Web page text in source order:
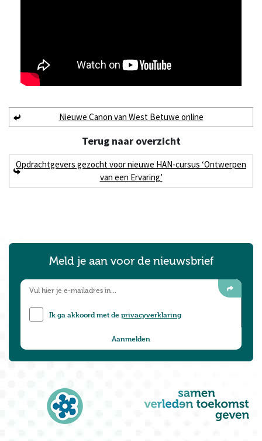
Nieuwe Canon van West Betuwe online
Terug naaroverzicht
Opdrachtgevers gezocht voor nieuwe HAN-cursus ‘Ontwerpen
van een Ervaring’
Meld je aan voor de nieuwsbrief
Ik ga akkoord met deprivacyverklaring